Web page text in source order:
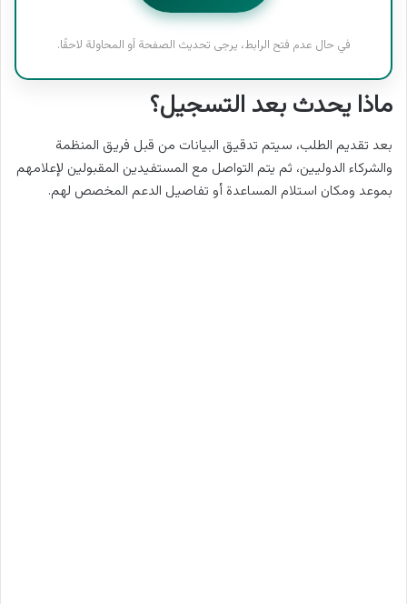
في حال عدم فتح الرابط، يرجى تحديث الصفحة أو المحاولة لاحقًا.
ماذا يحدث بعد التسجيل؟
بعد تقديم الطلب، سيتم تدقيق البيانات من قبل فريق المنظمة
والشركاء الدوليين، ثم يتم التواصل مع المستفيدين المقبولين لإعلامهم
بموعد ومكان استلام المساعدة أو تفاصيل الدعم المخصص لهم.